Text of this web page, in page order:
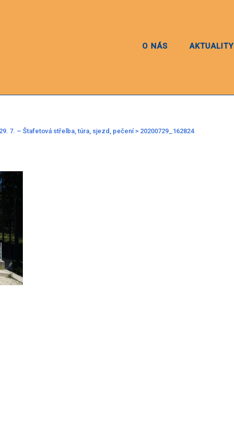
O NÁS
AKTUALITY
7. – Štafetová střelba, túra, sjezd, pečení> 20200729_162824